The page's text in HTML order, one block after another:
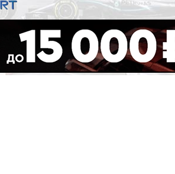
1 (Ф2/Ф3/F1 Academy),